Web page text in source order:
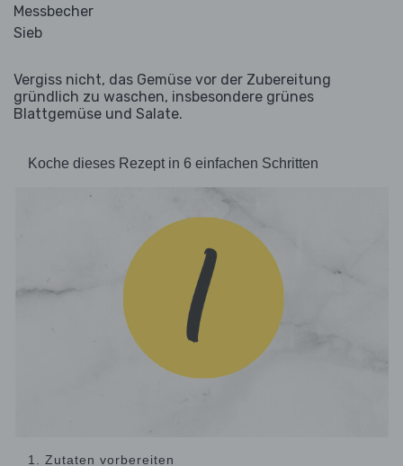
Messbecher
Sieb
Vergiss nicht, das Gemüse vor der Zubereitung
gründlich zu waschen, insbesondere grünes
Blattgemüse und Salate.
Koche dieses Rezept in 6 einfachen Schritten
1. Zutaten vorbereiten